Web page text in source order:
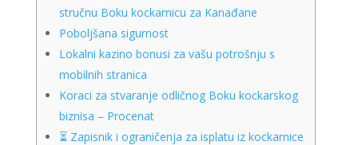
stručnu Boku kockarnicu za Kanađane
Poboljšana sigurnost
Lokalni kazino bonusi za vašu potrošnju s
mobilnih stranica
Koraci za stvaranje odličnog Boku kockarskog
biznisa – Procenat
⏳ Zapisnik i ograničenja za isplatu iz kockarnice